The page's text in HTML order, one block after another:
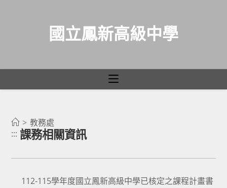
國立鳳新高級中學
> 教務處
::: 課務相關資訊
112-115學年度國立鳳新高級中學已核定之課程計畫書